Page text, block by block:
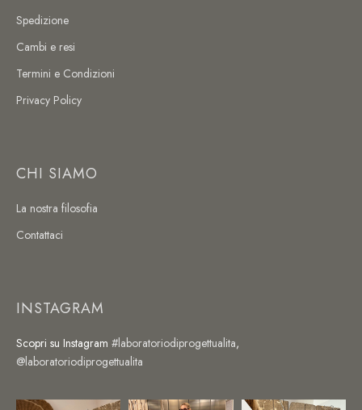
Spedizione
Cambi e resi
Termini e Condizioni
Privacy Policy
CHI SIAMO
La nostra filosofia
Contattaci
INSTAGRAM
Scopri su Instagram #laboratoriodiprogettualita,
@laboratoriodiprogettualita